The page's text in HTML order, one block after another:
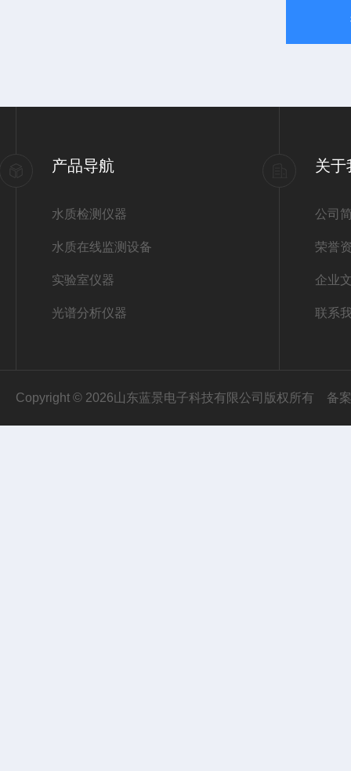
产品导航
水质检测仪器
水质在线监测设备
实验室仪器
光谱分析仪器
关于
公司
荣誉
企业
联系
Copyright © 2026山东蓝景电子科技有限公司版权所有 备